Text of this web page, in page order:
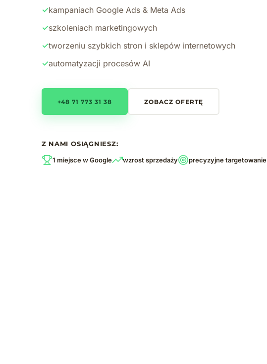
✓kampaniach Google Ads & Meta Ads
✓szkoleniach marketingowych
✓tworzeniu szybkich stron i sklepów internetowych
✓automatyzacji procesów AI
+48 71 773 31 38 ZOBACZ OFERTĘ
Z NAMI OSIĄGNIESZ:
1 miejsce w Google wzrost sprzedaży precyzyjne targetowanie